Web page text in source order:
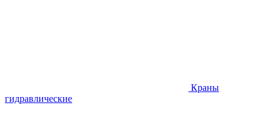
Краны
гидравлические